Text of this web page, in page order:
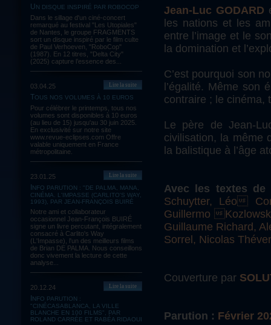
UN DISQUE INSPIRÉ PAR ROBOCOP
Dans le sillage d'un ciné-concert
remarqué au festival "Les Utopiales"
de Nantes, le groupe FRAGMENTS
sort un disque inspiré par le film culte
de Paul Verhoeven, "RoboCop"
(1987). En 12 titres, "Delta City"
(2025) capture l’essence des...
03.04.25
TOUS NOS VOLUMES À 10 EUROS
Pour célébrer le printemps, tous nos
volumes sont disponibles à 10 euros
(au lieu de 15) jusqu'au 30 juin 2025.
En exclusivité sur notre site
www.revue-eclipses.com Offre
valable uniquement en France
métropolitaine.
Lire la suite
23.01.25
CINÉMA. L'IMPASSE (CARLITO'S WAY,
1993), PAR JEAN-FRANÇOIS BUIRÉ
Notre ami et collaborateur
occasionnel Jean-François BUIRÉ
signe un livre percutant, intégralement
consacré à Carlito's Way
(L'Impasse), l'un des meilleurs films
de Brian DE PALMA. Nous conseillons
donc vivement la lecture de cette
analyse...
Lire la suite
20.12.24
"CINÉCASABLANCA, LA VILLE
BLANCHE EN 100 FILMS", PAR
ROLAND CARRÉE ET RABÉA RIDAOUI
Lire la suite
Jean-Luc GODARD
les nations et les
entre l’image et le
la domination et
C’est pourquoi son
l’égalité. Même son
contraire ; le cinéma,
Le père de Jean-
civilisation, la même
la balistique à l’âge
Avec les textes de
Schuytter, Léo
Guillermo
Guillaume Richard,
Sorrel, Nicolas
Couverture par
Parution : Février